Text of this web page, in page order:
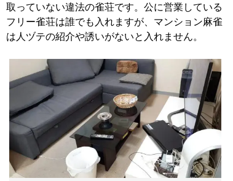
取っていない違法の雀荘です。公に営業している
フリー雀荘は誰でも入れますが、マンション麻雀
は人ヅテの紹介や誘いがないと入れません。